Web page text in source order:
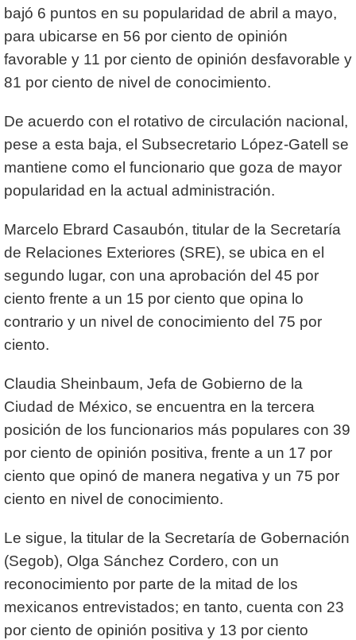
bajó 6 puntos en su popularidad de abril a mayo,
para ubicarse en 56 por ciento de opinión
favorable y 11 por ciento de opinión desfavorable y
81 por ciento de nivel de conocimiento.
De acuerdo con el rotativo de circulación nacional,
pese a esta baja, el Subsecretario López-Gatell se
mantiene como el funcionario que goza de mayor
popularidad en la actual administración.
Marcelo Ebrard Casaubón, titular de la Secretaría
de Relaciones Exteriores (SRE), se ubica en el
segundo lugar, con una aprobación del 45 por
ciento frente a un 15 por ciento que opina lo
contrario y un nivel de conocimiento del 75 por
ciento.
Claudia Sheinbaum, Jefa de Gobierno de la
Ciudad de México, se encuentra en la tercera
posición de los funcionarios más populares con 39
por ciento de opinión positiva, frente a un 17 por
ciento que opinó de manera negativa y un 75 por
ciento en nivel de conocimiento.
Le sigue, la titular de la Secretaría de Gobernación
(Segob), Olga Sánchez Cordero, con un
reconocimiento por parte de la mitad de los
mexicanos entrevistados; en tanto, cuenta con 23
por ciento de opinión positiva y 13 por ciento